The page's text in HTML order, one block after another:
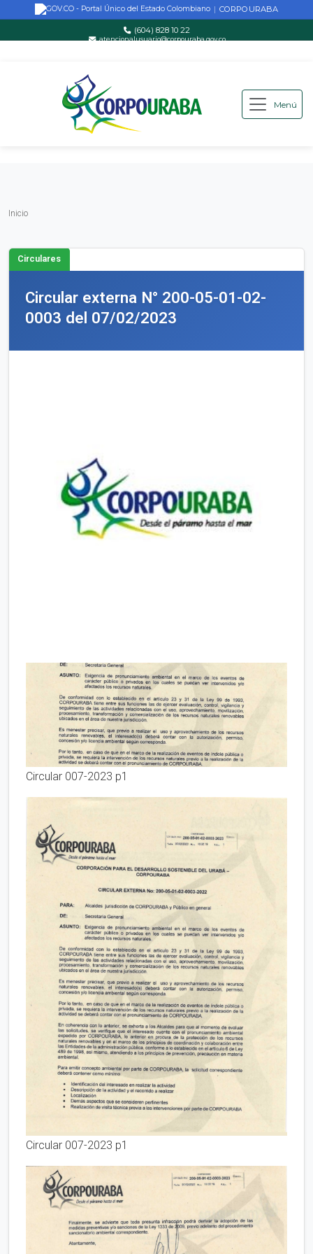
Saltar al contenido principal
| CORPOURABA
(604) 828 10 22
atencionalusuario@corpouraba.gov.co
Menú
Inicio
Circulares
Circular externa N° 200-05-01-02-
0003 del 07/02/2023
Circular 007-2023 p1
Circular 007-2023 p1